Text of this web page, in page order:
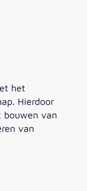
het
Hierdoor
bouwen van
van